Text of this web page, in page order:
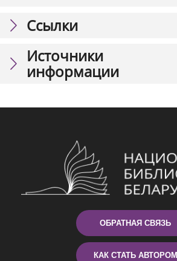
Ссылки
Источники
информации
ОБРАТНАЯ СВЯЗЬ
КАК СТАТЬ АВТОРОМ